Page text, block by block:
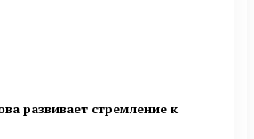
развивает стремление к